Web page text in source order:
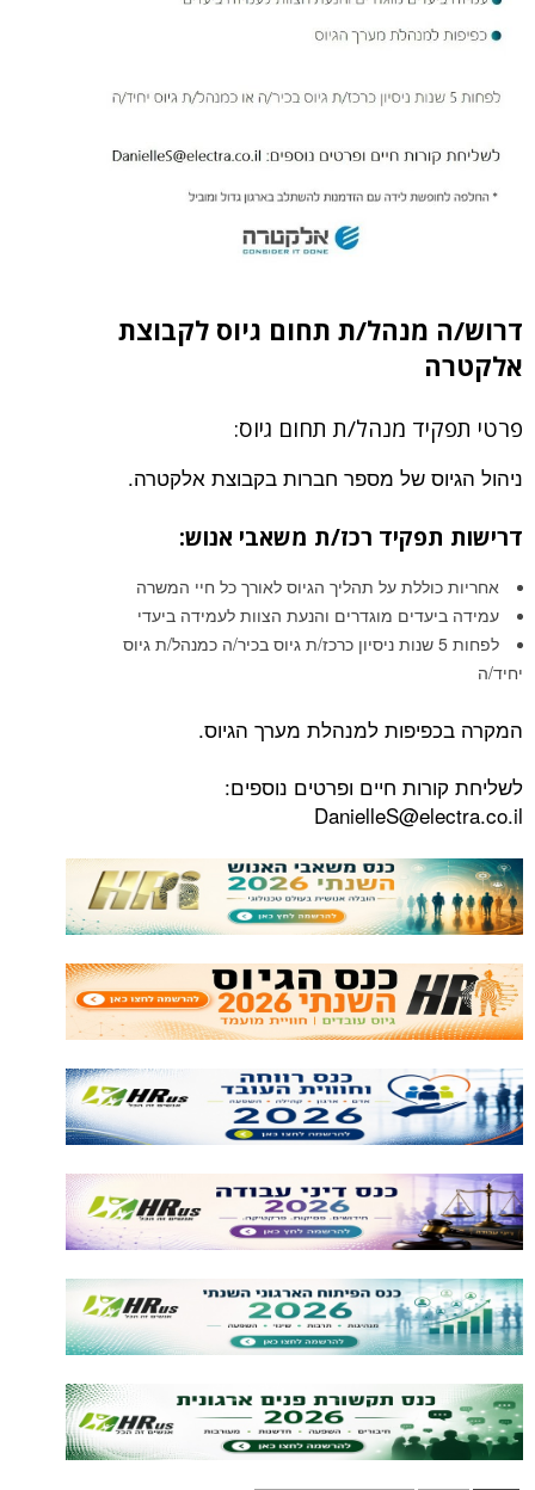
דרוש/ה מנהל/ת תחום גיוס לקבוצת
אלקטרה
פרטי תפקיד מנהל/ת תחום גיוס:
ניהול הגיוס של מספר חברות בקבוצת אלקטרה.
דרישות תפקיד רכז/ת משאבי אנוש:
אחריות כוללת על תהליך הגיוס לאורך כל חיי המשרה
עמידה ביעדים מוגדרים והנעת הצוות לעמידה ביעדי
לפחות 5 שנות ניסיון כרכז/ת גיוס בכיר/ה כמנהל/ת גיוס
יחיד/ה
המקרה בכפיפות למנהלת מערך הגיוס.
לשליחת קורות חיים ופרטים נוספים:
DanielleS@electra.co.il